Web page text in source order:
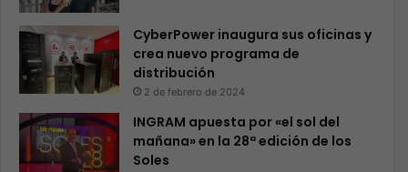
CyberPower inaugura sus oficinas y
crea nuevo programa de
distribución
2 de febrero de 2024
INGRAM apuesta por «el sol del
mañana» en la 28ª edición de los
Soles